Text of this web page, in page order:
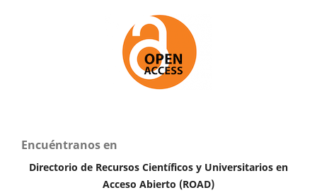
Encuéntranos en
Directorio de Recursos Científicos y Universitarios en
Acceso Abierto (ROAD)